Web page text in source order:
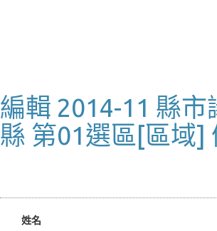
編輯 2014-11 縣市
縣 第01選區[區域]
姓名